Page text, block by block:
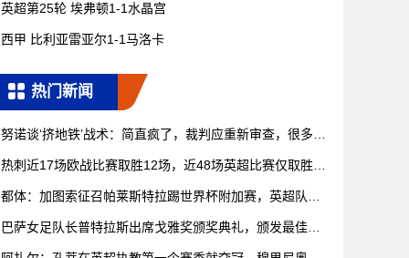
英超第25轮 埃弗顿1-1水晶宫
西甲 比利亚雷亚尔1-1马洛卡
热门新闻
努诺谈‘挤地铁’战术：简直疯了，裁判应重新审查，很多都
热刺近17场欧战比赛取胜12场，近48场英超比赛仅取胜11
都体：加图索征召帕莱斯特拉踢世界杯附加赛，英超队关
巴萨女足队长普特拉斯出席戈雅奖颁奖典礼，颁发最佳特